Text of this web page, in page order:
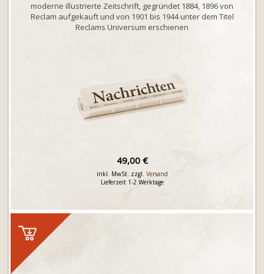
moderne illustrierte Zeitschrift, gegründet 1884, 1896 von
Reclam aufgekauft und von 1901 bis 1944 unter dem Titel
Reclams Universum erschienen
49,00 €
inkl. MwSt. zzgl. Versand
Lieferzeit 1-2 Werktage